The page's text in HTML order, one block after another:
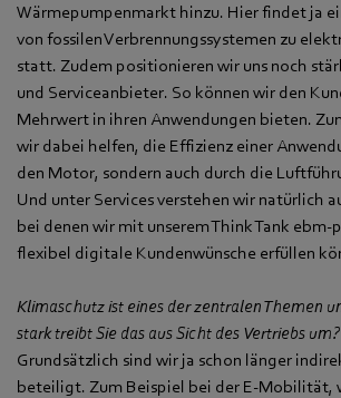
Wärmepumpenmarkt hinzu. Hier findet ja
von fossilen Verbrennungssystemen zu
statt. Zudem positionieren wir uns noch
und Serviceanbieter. So können wir den
Mehrwert in ihren Anwendungen bieten.
wir dabei helfen, die Effizienz einer
den Motor, sondern auch durch die
Und unter Services verstehen wir natürlich
bei denen wir mit unserem Think Tank
flexibel digitale Kundenwünsche erfüllen
Klimaschutz ist eines der zentralen Themen
stark treibt Sie das aus Sicht des Vertriebs um?
Grundsätzlich sind wir ja schon länger
beteiligt. Zum Beispiel bei der E-Mobilität,